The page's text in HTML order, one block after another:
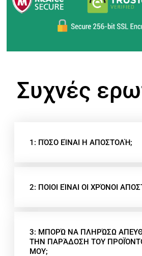
Συχνές
1: ΠΌΣΟ ΕΊΝΑΙ Η ΑΠΟΣΤΟΛΉ;
2: ΠΟΙΟΙ ΕΊΝΑΙ ΟΙ ΧΡΌΝΟΙ
3: ΜΠΟΡΏ ΝΑ ΠΛΗΡΏΣΩ
ΤΗΝ ΠΑΡΆΔΟΣΗ ΤΟΥ
ΜΟΥ;